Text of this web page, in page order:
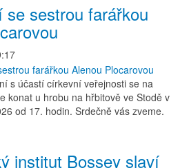
se sestrou farářkou
s účastí církevní veřejnosti se na
konat u hrobu na hřbitově ve Stodě v
od 17. hodin. Srdečně vás zveme.
institut Bossey slaví